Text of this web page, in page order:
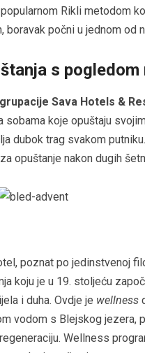
Rikli metodom
boravak počni u jednom od
s pogledom
Sava Hotels &
koje opuštaju
dubok trag svakom
opuštanje nakon dugih
poznat po jedinstvenoj
koju je u 19. stoljeću
i duha. Ovdje je wellness
vodom s Blejskog jezera,
Wellness